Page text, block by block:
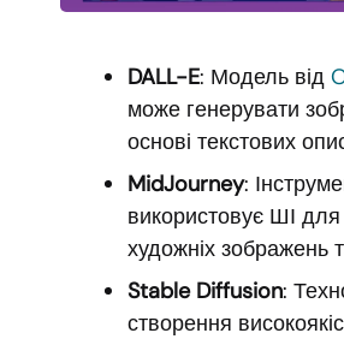
DALL-E: Модель від
може генерувати
основі текстових
MidJourney:
використовує ШІ
художніх зображень
Stable Diffusion:
створення